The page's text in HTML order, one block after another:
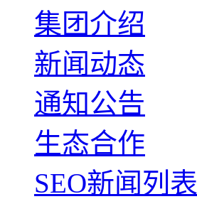
集团介绍
新闻动态
通知公告
生态合作
SEO新闻列表